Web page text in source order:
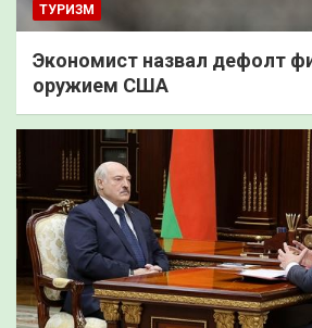
ТУРИЗМ
Экономист назвал дефолт
оружием США